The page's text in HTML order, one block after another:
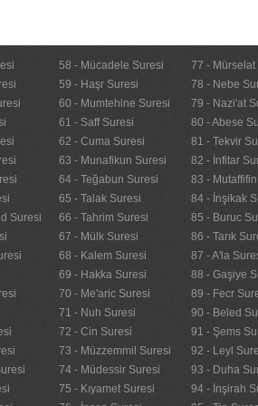
Suresi
58 - Mücadele Suresi
59 - Haşr Suresi
60 - Mumtehine Suresi
61 - Saff Suresi
62 - Cuma Suresi
63 - Munafikun Suresi
64 - Teğabun Suresi
65 - Talak Suresi
66 - Tahrim Suresi
67 - Mülk Suresi
68 - Kalem Suresi
69 - Hakka Suresi
70 - Me'aric Suresi
71 - Nuh Suresi
72 - Cin Suresi
73 - Müzzemmil Suresi
74 - Müdessir Suresi
75 - Kıyamet Suresi
77 - Mürselat
78 - Nebe
79 - Nazi'at
80 - Abese
81 - Tekvir
82 - İnfitar
83 -
84 - İnşikak
85 - Buruc
86 - Tarık
87 - A'la
88 - Gaşiye
89 - Fecr
90 - Beled
91 - Şems
92 - Leyl
93 - Duha
94 - İnşirah